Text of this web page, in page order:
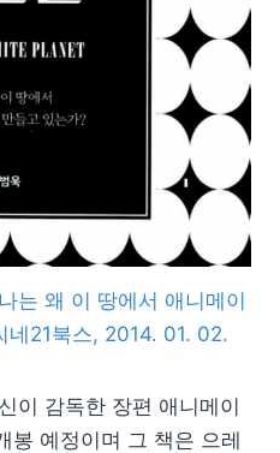
는 왜 이 땅에서 애니메이
네21북스, 2014. 01. 02.
이 감독한 장편 애니메이
봉 예정이며 그 책은 으레